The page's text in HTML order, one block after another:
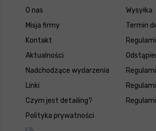
O nas
Misja firmy
Kontakt
Aktualności
Nadchodzące wydarzenia
Linki
Czym jest detailing?
Polityka prywatności
Wysyłka
Termin